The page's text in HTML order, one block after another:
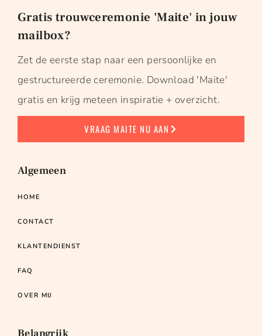
Gratis trouwceremonie 'Maite' in jouw
mailbox?
Zet de eerste stap naar een persoonlijke en
gestructureerde ceremonie. Download 'Maite'
gratis en krijg meteen inspiratie + overzicht.
VRAAG MAITE NU AAN
Algemeen
HOME
CONTACT
KLANTENDIENST
FAQ
OVER MIJ